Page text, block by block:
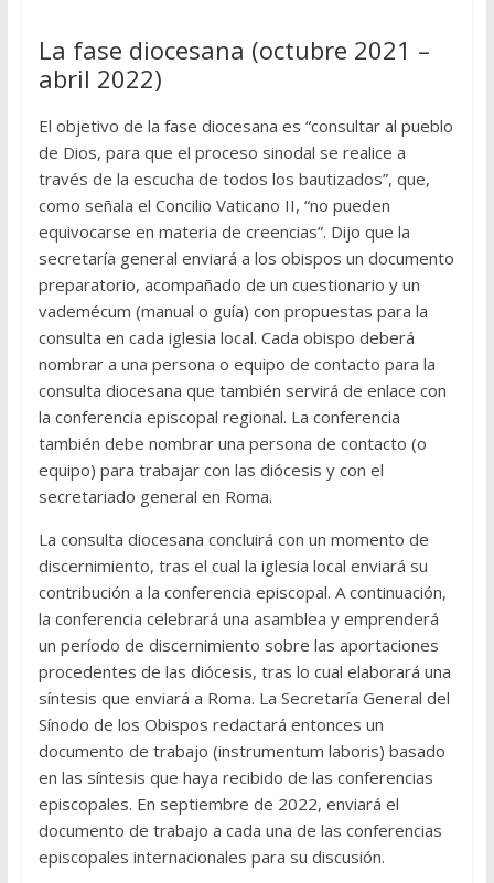
La fase diocesana (octubre 2021 –
abril 2022)
El objetivo de la fase diocesana es “consultar al pueblo
de Dios, para que el proceso sinodal se realice a
través de la escucha de todos los bautizados”, que,
como señala el Concilio Vaticano II, “no pueden
equivocarse en materia de creencias”. Dijo que la
secretaría general enviará a los obispos un documento
preparatorio, acompañado de un cuestionario y un
vademécum (manual o guía) con propuestas para la
consulta en cada iglesia local. Cada obispo deberá
nombrar a una persona o equipo de contacto para la
consulta diocesana que también servirá de enlace con
la conferencia episcopal regional. La conferencia
también debe nombrar una persona de contacto (o
equipo) para trabajar con las diócesis y con el
secretariado general en Roma.
La consulta diocesana concluirá con un momento de
discernimiento, tras el cual la iglesia local enviará su
contribución a la conferencia episcopal. A continuación,
la conferencia celebrará una asamblea y emprenderá
un período de discernimiento sobre las aportaciones
procedentes de las diócesis, tras lo cual elaborará una
síntesis que enviará a Roma. La Secretaría General del
Sínodo de los Obispos redactará entonces un
documento de trabajo (instrumentum laboris) basado
en las síntesis que haya recibido de las conferencias
episcopales. En septiembre de 2022, enviará el
documento de trabajo a cada una de las conferencias
episcopales internacionales para su discusión.